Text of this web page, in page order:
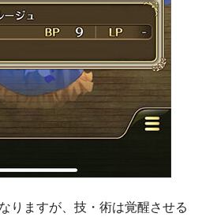
りますが、技・術は覚醒させる